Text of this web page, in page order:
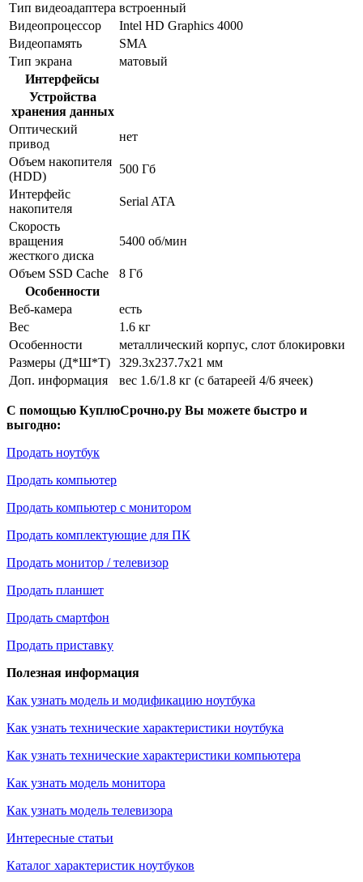
Тип видеоадаптера встроенный
Видеопроцессор
Intel HD Graphics 4000
Видеопамять
SMA
Тип экрана
матовый
Интерфейсы
Устройства
хранения данных
Оптический
привод
нет
Объем накопителя
(HDD)
500 Гб
Интерфейс
накопителя
Serial ATA
Скорость
вращения
жесткого диска
5400 об/мин
Объем SSD Cache
8 Гб
Особенности
Веб-камера
есть
Вес
1.6 кг
Особенности
металлический корпус, слот блокировки
Размеры (Д*Ш*Т)
329.3x237.7x21 мм
Доп. информация
вес 1.6/1.8 кг (с батареей 4/6 ячеек)
С помощью КуплюСрочно.ру Вы можете быстро и
выгодно:
Продать ноутбук
Продать компьютер
Продать компьютер с монитором
Продать комплектующие для ПК
Продать монитор / телевизор
Продать планшет
Продать смартфон
Продать приставку
Полезная информация
Как узнать модель и модификацию ноутбука
Как узнать технические характеристики ноутбука
Как узнать технические характеристики компьютера
Как узнать модель монитора
Как узнать модель телевизора
Интересные статьи
Каталог характеристик ноутбуков